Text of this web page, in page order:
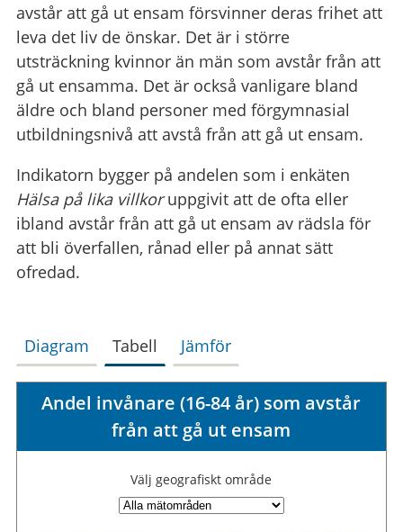
avstår att gå ut ensam försvinner deras frihet att
leva det liv de önskar. Det är i större
utsträckning kvinnor än män som avstår från att
gå ut ensamma. Det är också vanligare bland
äldre och bland personer med förgymnasial
utbildningsnivå att avstå från att gå ut ensam.
Indikatorn bygger på andelen som i enkäten
Hälsa på lika villkoruppgivit att de ofta eller
ibland avstår från att gå ut ensam av rädsla för
att bli överfallen, rånad eller på annat sätt
ofredad.
Diagram Tabell Jämför
Andel invånare (16-84 år) som avstår
från att gå ut ensam
Välj geografiskt område